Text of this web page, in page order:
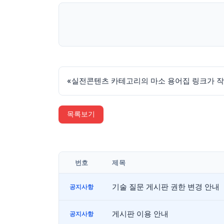
«실전콘텐츠 카테고리의 마소 용어집 링크가
목록보기
번호 제목
공지사항 기술 질문 게시판 권한 변경 안내
공지사항 게시판 이용 안내